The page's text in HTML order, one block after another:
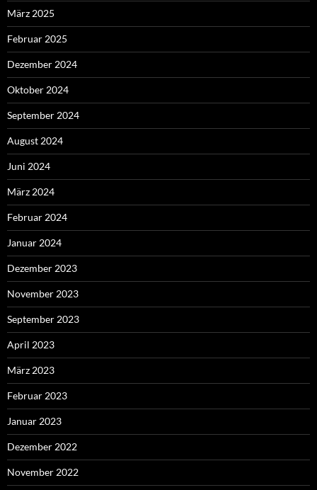
März 2025
Februar 2025
Dezember 2024
Oktober 2024
September 2024
August 2024
Juni 2024
März 2024
Februar 2024
Januar 2024
Dezember 2023
November 2023
September 2023
April 2023
März 2023
Februar 2023
Januar 2023
Dezember 2022
November 2022